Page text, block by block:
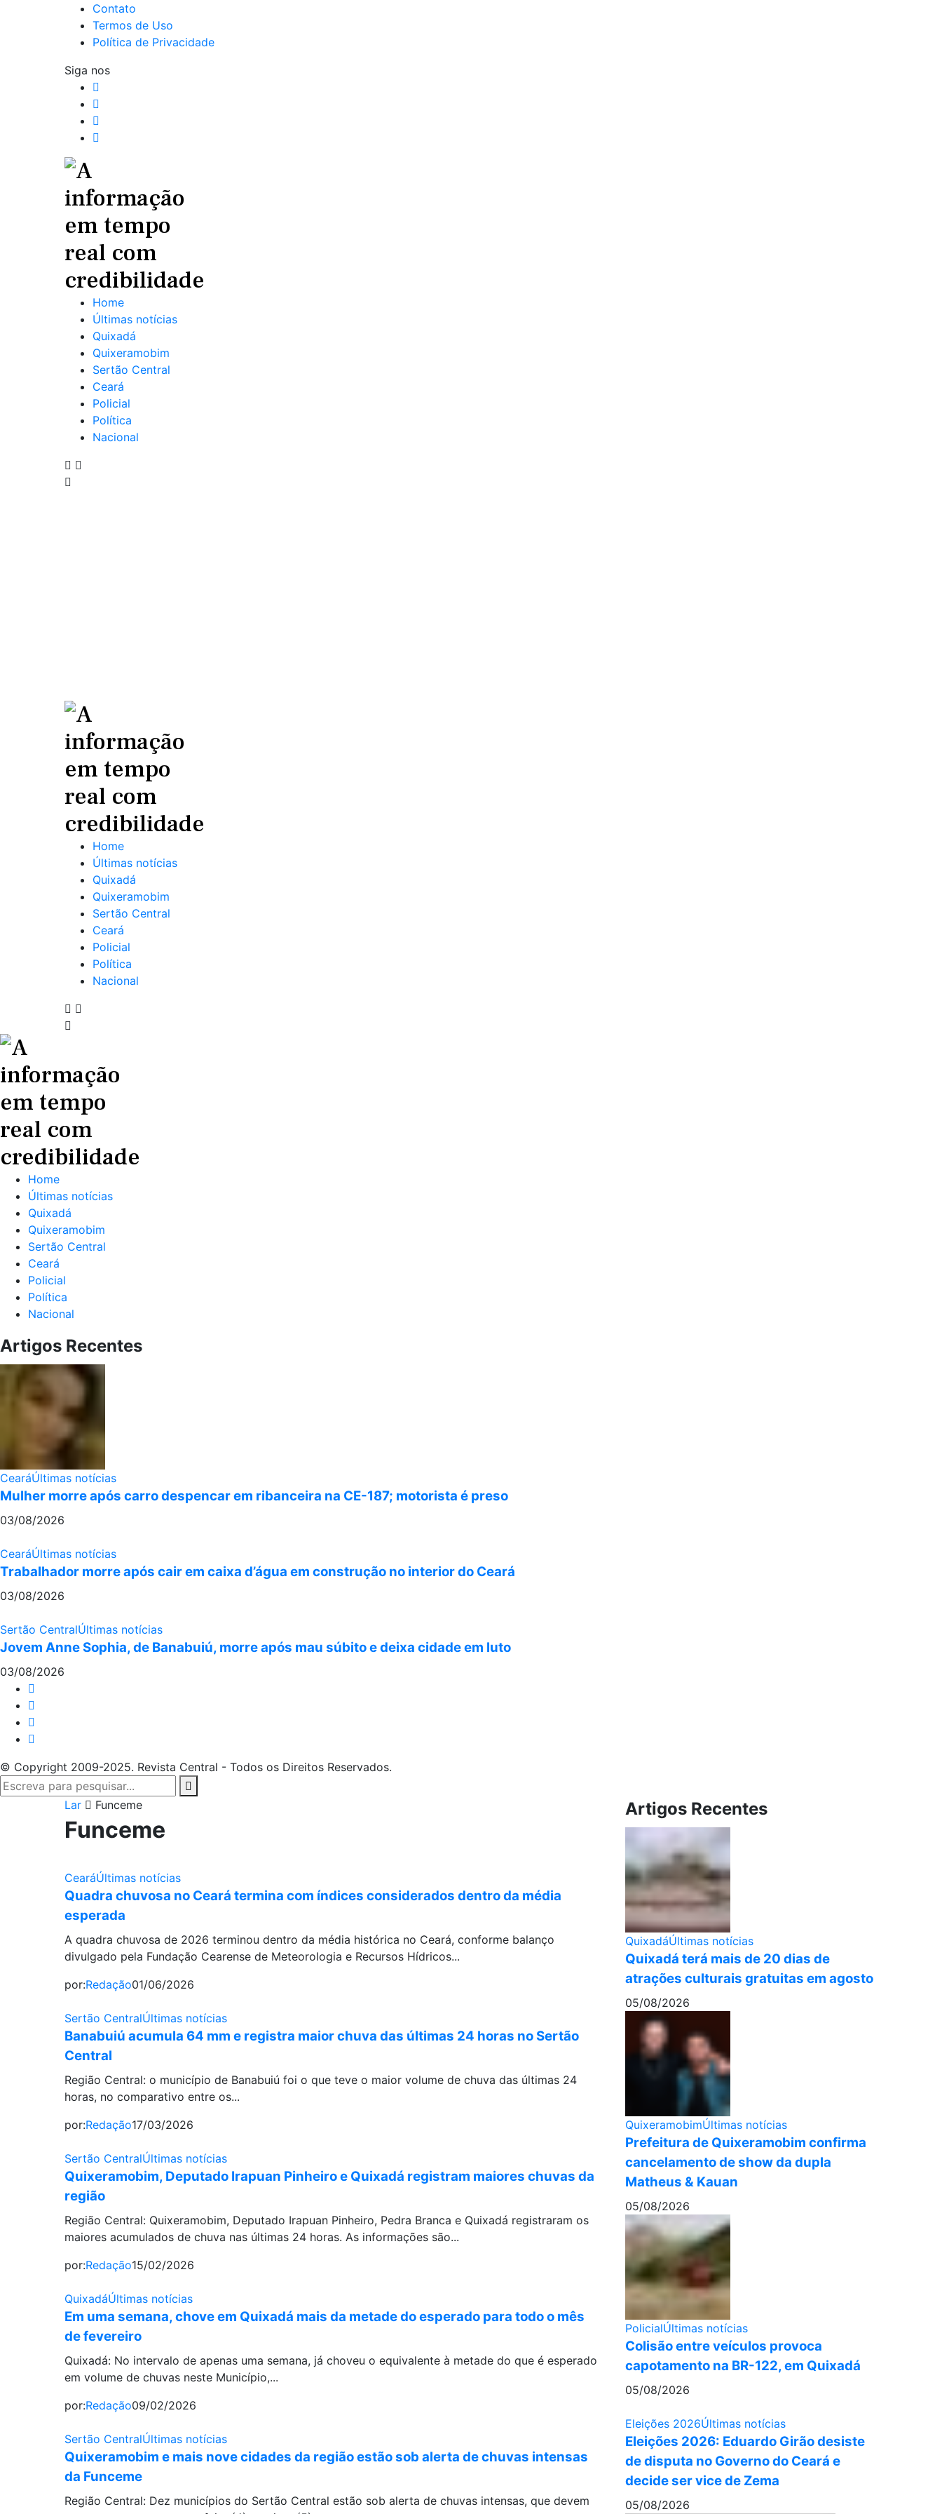
Contato
Termos de Uso
Política de Privacidade
Siga nos
Home
Últimas notícias
Quixadá
Quixeramobim
Sertão Central
Ceará
Policial
Política
Nacional
Home
Últimas notícias
Quixadá
Quixeramobim
Sertão Central
Ceará
Policial
Política
Nacional
Home
Últimas notícias
Quixadá
Quixeramobim
Sertão Central
Ceará
Policial
Política
Nacional
Artigos Recentes
CearáÚltimas notícias
Mulher morre após carro despencar em ribanceira na CE-187; motorista é preso
03/08/2026
CearáÚltimas notícias
Trabalhador morre após cair em caixa d’água em construção no interior do Ceará
03/08/2026
Sertão CentralÚltimas notícias
Jovem Anne Sophia, de Banabuiú, morre após mau súbito e deixa cidade em luto
03/08/2026
© Copyright 2009-2025. Revista Central - Todos os Direitos Reservados.
Lar Funceme
Funceme
CearáÚltimas notícias
Quadra chuvosa no Ceará termina com índices considerados dentro da média
esperada
A quadra chuvosa de 2026 terminou dentro da média histórica no Ceará, conforme balanço
divulgado pela Fundação Cearense de Meteorologia e Recursos Hídricos...
por:Redação01/06/2026
Sertão CentralÚltimas notícias
Banabuiú acumula 64 mm e registra maior chuva das últimas 24 horas no Sertão
Central
Região Central: o município de Banabuiú foi o que teve o maior volume de chuva das últimas 24
horas, no comparativo entre os...
por:Redação17/03/2026
Sertão CentralÚltimas notícias
Quixeramobim, Deputado Irapuan Pinheiro e Quixadá registram maiores chuvas da
região
Região Central: Quixeramobim, Deputado Irapuan Pinheiro, Pedra Branca e Quixadá registraram os
maiores acumulados de chuva nas últimas 24 horas. As informações são...
por:Redação15/02/2026
QuixadáÚltimas notícias
Em uma semana, chove em Quixadá mais da metade do esperado para todo o mês
de fevereiro
Quixadá: No intervalo de apenas uma semana, já choveu o equivalente à metade do que é esperado
em volume de chuvas neste Município,...
por:Redação09/02/2026
Sertão CentralÚltimas notícias
Quixeramobim e mais nove cidades da região estão sob alerta de chuvas intensas
da Funceme
Região Central: Dez municípios do Sertão Central estão sob alerta de chuvas intensas, que devem
Artigos Recentes
QuixadáÚltimas notícias
Quixadá terá mais de 20 dias de
atrações culturais gratuitas em agosto
05/08/2026
QuixeramobimÚltimas notícias
Prefeitura de Quixeramobim confirma
cancelamento de show da dupla
Matheus & Kauan
05/08/2026
PolicialÚltimas notícias
Colisão entre veículos provoca
capotamento na BR-122, em Quixadá
05/08/2026
Eleições 2026Últimas notícias
Eleições 2026: Eduardo Girão desiste
de disputa no Governo do Ceará e
decide ser vice de Zema
05/08/2026